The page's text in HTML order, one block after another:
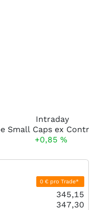
Intraday
+0,85 %
0 € pro Trade*
345,15
347,30